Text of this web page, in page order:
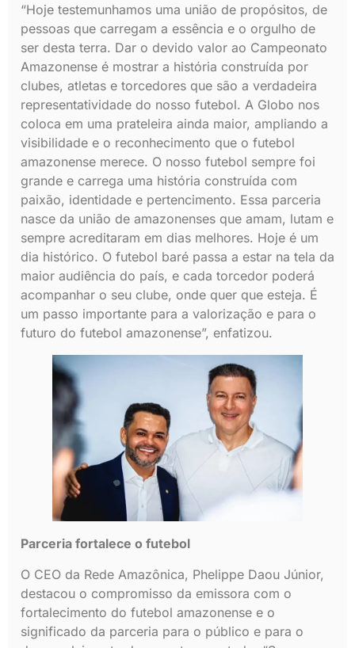
“Hoje testemunhamos uma união de propósitos, de
pessoas que carregam a essência e o orgulho de
ser desta terra. Dar o devido valor ao Campeonato
Amazonense é mostrar a história construída por
clubes, atletas e torcedores que são a verdadeira
representatividade do nosso futebol. A Globo nos
coloca em uma prateleira ainda maior, ampliando a
visibilidade e o reconhecimento que o futebol
amazonense merece. O nosso futebol sempre foi
grande e carrega uma história construída com
paixão, identidade e pertencimento. Essa parceria
nasce da união de amazonenses que amam, lutam e
sempre acreditaram em dias melhores. Hoje é um
dia histórico. O futebol baré passa a estar na tela da
maior audiência do país, e cada torcedor poderá
acompanhar o seu clube, onde quer que esteja. É
um passo importante para a valorização e para o
futuro do futebol amazonense”, enfatizou.
Parceria fortalece o futebol
O CEO da Rede Amazônica, Phelippe Daou Júnior,
destacou o compromisso da emissora com o
fortalecimento do futebol amazonense e o
significado da parceria para o público e para o